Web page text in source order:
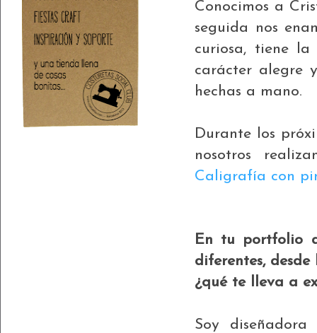
Conocimos a
seguida nos
curiosa, tiene
carácter alegre
hechas a mano.
Durante los
nosotros
Caligrafía con
En tu portfolio
diferentes,
¿qué te lleva a
Soy